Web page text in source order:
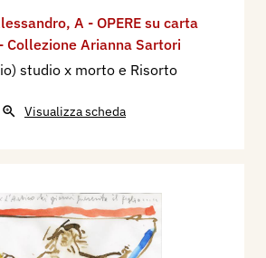
, A - OPERE su carta
Collezione Arianna Sartori
studio x morto e Risorto
Visualizza scheda